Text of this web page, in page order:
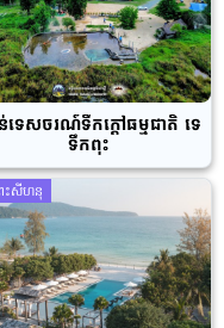
ទេសចរណ៍ទឹកក្តៅធម្មជាតិ ទេ
ទឹកពុះ
រះសីហនុ